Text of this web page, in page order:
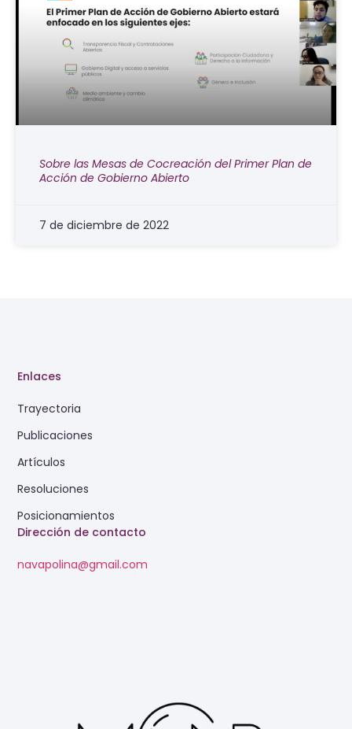
Sobre las Mesas de Cocreación del Primer Plan de
Acción de Gobierno Abierto
7 de diciembre de 2022
Dirección de contacto
navapolina@gmail.com
Enlaces
Trayectoria
Publicaciones
Artículos
Resoluciones
Posicionamientos